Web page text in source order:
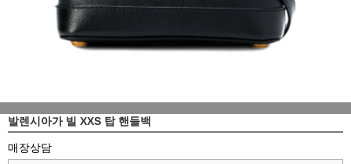
발렌시아가 빌 XXS 탑 핸들백
매장상담